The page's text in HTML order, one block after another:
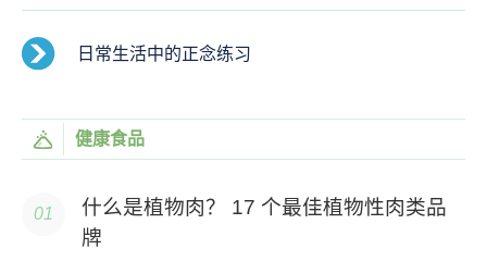
日常生活中的正念练习
健康食品
什么是植物肉？ 17 个最佳植物性肉类品
牌